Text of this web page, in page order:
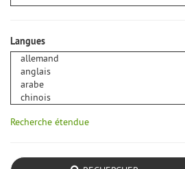
Langues
Recherche étendue